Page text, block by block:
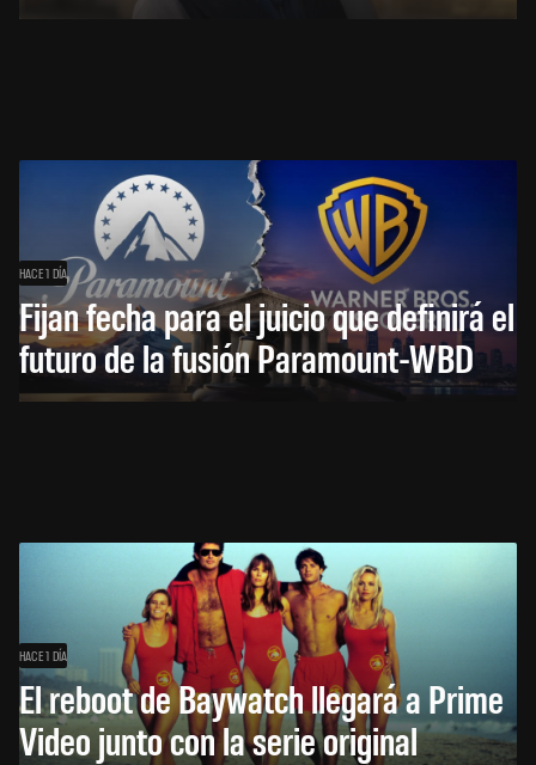
HACE 1 DÍA
Fijan fecha para el juicio que definirá el
futuro de la fusión Paramount-WBD
HACE 1 DÍA
El reboot de Baywatch llegará a Prime
Video junto con la serie original